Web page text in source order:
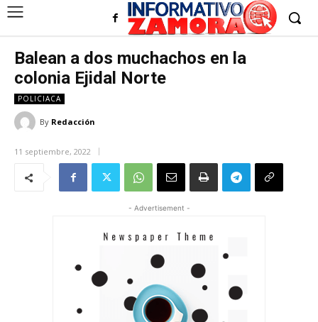
Balean a dos muchachos en la
colonia Ejidal Norte
POLICIACA
By Redacción
11 septiembre, 2022
- Advertisement -